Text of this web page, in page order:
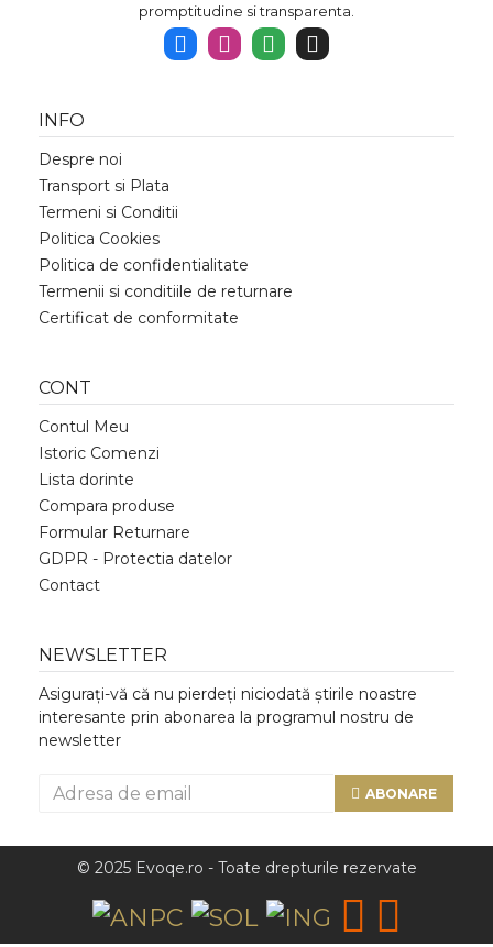
promptitudine si transparenta.
INFO
Despre noi
Transport si Plata
Termeni si Conditii
Politica Cookies
Politica de confidentialitate
Termenii si conditiile de returnare
Certificat de conformitate
CONT
Contul Meu
Istoric Comenzi
Lista dorinte
Compara produse
Formular Returnare
GDPR - Protectia datelor
Contact
NEWSLETTER
Asigurați-vă că nu pierdeți niciodată știrile noastre
interesante prin abonarea la programul nostru de
newsletter
ABONARE
© 2025 Evoqe.ro - Toate drepturile rezervate